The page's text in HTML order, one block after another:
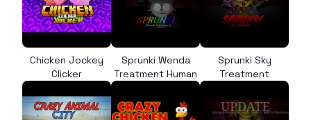
Chicken Jockey
Clicker
Sprunki Wenda
Treatment Human
Sprunki Sky
Treatment